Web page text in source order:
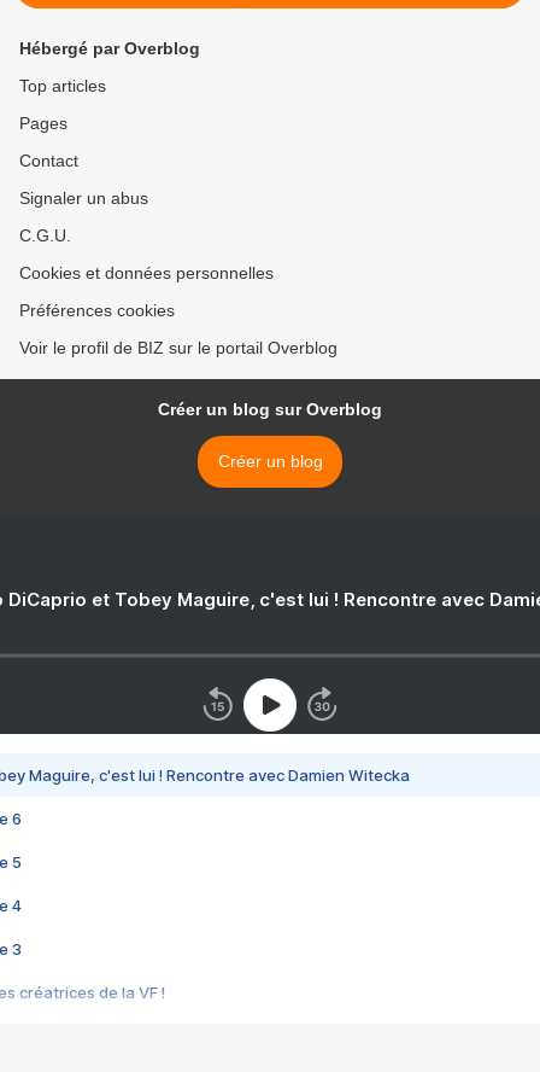
Hébergé par Overblog
Top articles
Pages
Contact
Signaler un abus
C.G.U.
Cookies et données personnelles
Préférences cookies
Voir le profil de BIZ sur le portail Overblog
Créer un blog sur Overblog
Créer un blog
DiCaprio et Tobey Maguire, c'est lui ! Rencontre avec
Maguire, c'est lui ! Rencontre avec Damien Witecka
6
5
4
3
créatrices de la VF !